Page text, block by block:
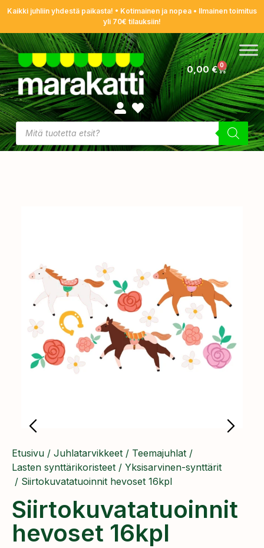
Kaikki juhliin yhdestä paikasta! • Kotimainen ja nopea • Ilmainen toimitus
yli 70€ tilauksiin!
0,00€ 0
Etusivu / Juhlatarvikkeet / Teemajuhlat /
Lasten synttärikoristeet / Yksisarvinen-synttärit
/ Siirtokuvatatuoinnit hevoset 16kpl
Siirtokuvatatuoinnit
hevoset 16kpl